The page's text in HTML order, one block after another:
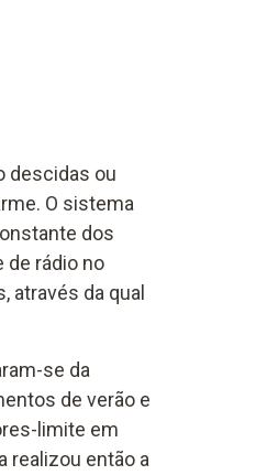
descidas ou
O sistema
dos
de rádio no
através da qual
se da
de verão e
limite em
realizou então a